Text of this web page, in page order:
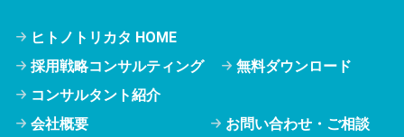
ヒトノトリカタ HOME
採用戦略コンサルティング
無料ダウンロード
コンサルタント紹介
会社概要
お問い合わせ・ご相談